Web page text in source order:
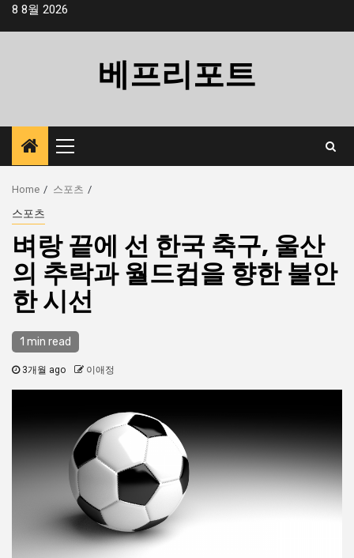
Skip8 8월 2026
베프리포트
Primary
Menu
Home 스포츠
스포츠
벼랑 끝에 선 한국 축구, 울산
의 추락과 월드컵을 향한 불안
한 시선
1 min read
3개월 ago 이애정